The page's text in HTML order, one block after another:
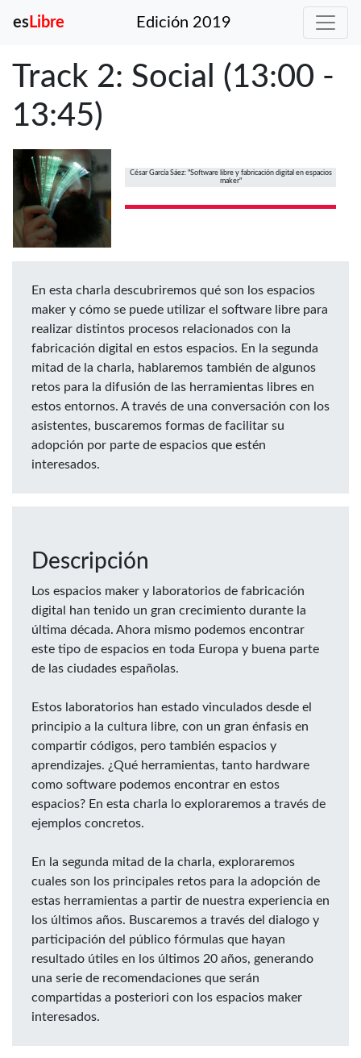
es Libre Edición 2019
Track 2: Social (13:00 -
13:45)
César García Sáez: "Software libre y fabricación digital en espacios
maker"
En esta charla descubriremos qué son los espacios
maker y cómo se puede utilizar el software libre para
realizar distintos procesos relacionados con la
fabricación digital en estos espacios. En la segunda
mitad de la charla, hablaremos también de algunos
retos para la difusión de las herramientas libres en
estos entornos. A través de una conversación con los
asistentes, buscaremos formas de facilitar su
adopción por parte de espacios que estén
interesados.
Descripción
Los espacios maker y laboratorios de fabricación
digital han tenido un gran crecimiento durante la
última década. Ahora mismo podemos encontrar
este tipo de espacios en toda Europa y buena parte
de las ciudades españolas.
Estos laboratorios han estado vinculados desde el
principio a la cultura libre, con un gran énfasis en
compartir códigos, pero también espacios y
aprendizajes. ¿Qué herramientas, tanto hardware
como software podemos encontrar en estos
espacios? En esta charla lo exploraremos a través de
ejemplos concretos.
En la segunda mitad de la charla, exploraremos
cuales son los principales retos para la adopción de
estas herramientas a partir de nuestra experiencia en
los últimos años. Buscaremos a través del dialogo y
participación del público fórmulas que hayan
resultado útiles en los últimos 20 años, generando
una serie de recomendaciones que serán
compartidas a posteriori con los espacios maker
interesados.